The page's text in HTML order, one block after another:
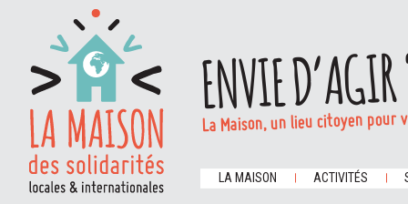
ENVIE
La Maison, un lieu citoyen
LA MAISON ACTIVITÉS